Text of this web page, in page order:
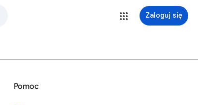
Zaloguj się
Pomoc